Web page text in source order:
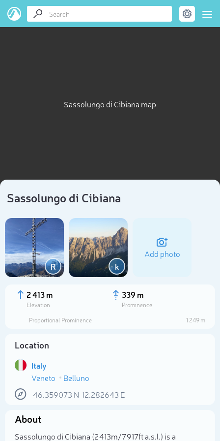
Sassolungo di Cibiana map
Sassolungo di Cibiana
R k
Add photo
2 413 m
Elevation
339 m
Prominence
Proportional Prominence
1 249 m
Location
Italy
Veneto
Belluno
46.359073 N 12.282643 E
About
Sassolungo di Cibiana (2 413m/7 917ft a.s.l.) is a
Select photo